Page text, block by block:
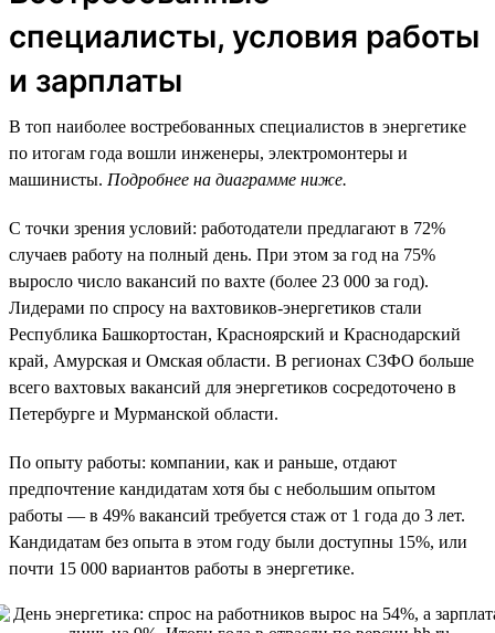
специалисты, условия работы
и зарплаты
В топ наиболее востребованных специалистов в энергетике
по итогам года вошли инженеры, электромонтеры и
машинисты. Подробнее на диаграмме ниже.
С точки зрения условий: работодатели предлагают в 72%
случаев работу на полный день. При этом за год на 75%
выросло число вакансий по вахте (более 23 000 за год).
Лидерами по спросу на вахтовиков-энергетиков стали
Республика Башкортостан, Красноярский и Краснодарский
край, Амурская и Омская области. В регионах СЗФО больше
всего вахтовых вакансий для энергетиков сосредоточено в
Петербурге и Мурманской области.
По опыту работы: компании, как и раньше, отдают
предпочтение кандидатам хотя бы с небольшим опытом
работы — в 49% вакансий требуется стаж от 1 года до 3 лет.
Кандидатам без опыта в этом году были доступны 15%, или
почти 15 000 вариантов работы в энергетике.